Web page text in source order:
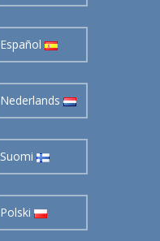
Español
Nederlands
Suomi
Polski